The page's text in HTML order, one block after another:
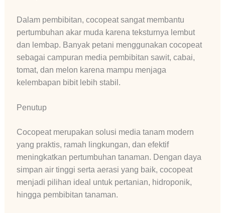
Dalam pembibitan, cocopeat sangat membantu
pertumbuhan akar muda karena teksturnya lembut
dan lembap. Banyak petani menggunakan cocopeat
sebagai campuran media pembibitan sawit, cabai,
tomat, dan melon karena mampu menjaga
kelembapan bibit lebih stabil.
Penutup
Cocopeat merupakan solusi media tanam modern
yang praktis, ramah lingkungan, dan efektif
meningkatkan pertumbuhan tanaman. Dengan daya
simpan air tinggi serta aerasi yang baik, cocopeat
menjadi pilihan ideal untuk pertanian, hidroponik,
hingga pembibitan tanaman.